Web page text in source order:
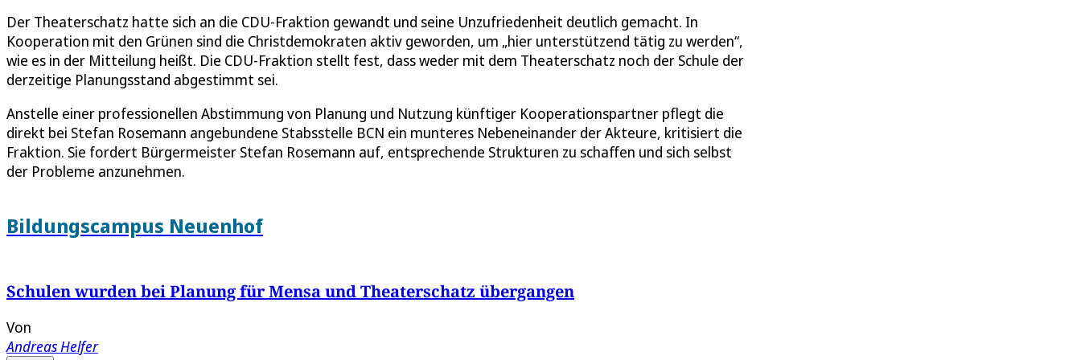
Der Theaterschatz hatte sich an die CDU-Fraktion gewandt und seine Unzufriedenheit deutlich gemacht. In
Kooperation mit den Grünen sind die Christdemokraten aktiv geworden, um „hier unterstützend tätig zu werden“,
wie es in der Mitteilung heißt. Die CDU-Fraktion stellt fest, dass weder mit dem Theaterschatz noch der Schule der
derzeitige Planungsstand abgestimmt sei.
Anstelle einer professionellen Abstimmung von Planung und Nutzung künftiger Kooperationspartner pflegt die
direkt bei Stefan Rosemann angebundene Stabsstelle BCN ein munteres Nebeneinander der Akteure, kritisiert die
Fraktion. Sie fordert Bürgermeister Stefan Rosemann auf, entsprechende Strukturen zu schaffen und sich selbst
der Probleme anzunehmen.
Bildungscampus Neuenhof
Schulen wurden bei Planung für Mensa und Theaterschatz übergangen
Von
Andreas Helfer